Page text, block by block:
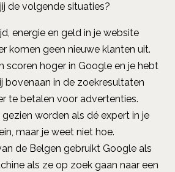
de volgende situaties?
energie en geld in je website
komen geen nieuwe klanten uit.
scoren hoger in Google en je hebt
bovenaan in de zoekresultaten
te betalen voor advertenties.
worden als dé expert in je
maar je weet niet hoe.
de Belgen gebruikt Google als
als ze op zoek gaan naar een